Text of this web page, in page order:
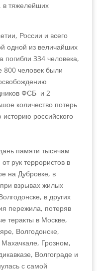
в тяжелейших
России и всего
одной из величайших
погибли 334 человека,
800 человек были
ФСБ и 2
количество потерь
российского
памяти тысячам
рук террористов в
на Дубровке, в
взрывах жилых
в других
пережила, потеряв
теракты в Москве,
Волгодонске,
Грозном,
Волгограде и
с самой